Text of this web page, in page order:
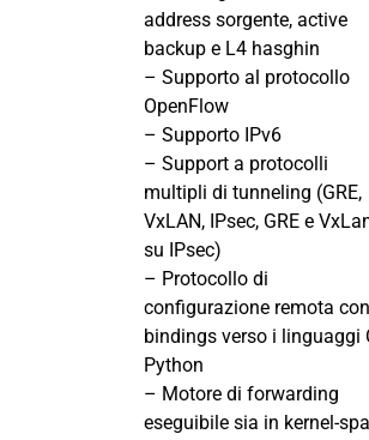
address sorgente, active
backup e L4 hasghin
– Supporto al protocollo
OpenFlow
– Supporto IPv6
– Support a protocolli
multipli di tunneling (GRE,
VxLAN, IPsec, GRE e
su IPsec)
– Protocollo di
configurazione remota con
bindings verso i linguaggi
Python
– Motore di forwarding
eseguibile sia in kernel-